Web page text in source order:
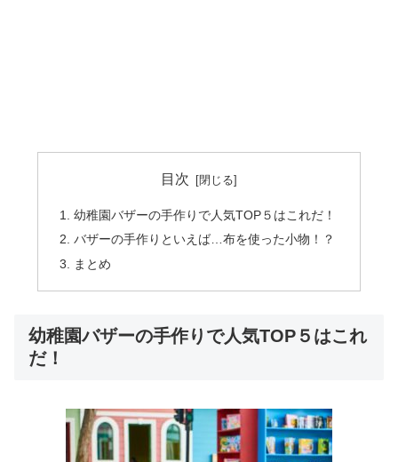
目次
幼稚園バザーの手作りで人気TOP５はこれだ！
バザーの手作りといえば…布を使った小物！？
まとめ
幼稚園バザーの手作りで人気TOP５はこれ
だ！